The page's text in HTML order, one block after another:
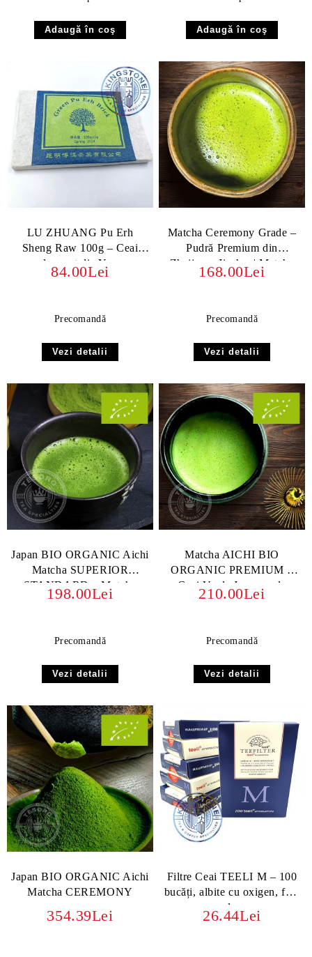
LU ZHUANG Pu Erh
Sheng Raw 100g – Ceai
crud presat din Yunnan
84.00Lei
Precomandă
Vezi detalii
Matcha Ceremony Grade –
Pudră Premium din
Zhejiang, Jinshan| Matcha
pentru CHADO
168.00Lei
Precomandă
Vezi detalii
Japan BIO ORGANIC Aichi
Matcha SUPERIOR
STANDARD – Matcha
Japoneză SUPERIOR
198.00Lei
Precomandă
Vezi detalii
Matcha AICHI BIO
ORGANIC PREMIUM –
Ceai Verde Japonez de
Calitate Superioară
210.00Lei
Precomandă
Vezi detalii
Japan BIO ORGANIC Aichi
Matcha CEREMONY
354.39Lei
Filtre Ceai TEELI M – 100
bucăți, albite cu oxigen, fără
clor
26.44Lei